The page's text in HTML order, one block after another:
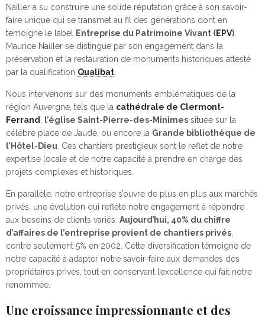
Nailler a su construire une solide réputation grâce à son savoir-
faire unique qui se transmet au fil des générations dont en
témoigne le label Entreprise du Patrimoine Vivant (EPV).
Maurice Nailler se distingue par son engagement dans la
préservation et la restauration de monuments historiques attesté
par la qualification Qualibat.
Nous intervenons sur des monuments emblématiques de la
région Auvergne, tels que la cathédrale de Clermont-
Ferrand, l’église Saint-Pierre-des-Minimes située sur la
célèbre place de Jaude, ou encore la Grande bibliothèque de
l’Hôtel-Dieu. Ces chantiers prestigieux sont le reflet de notre
expertise locale et de notre capacité à prendre en charge des
projets complexes et historiques.
En parallèle, notre entreprise s’ouvre de plus en plus aux marchés
privés, une évolution qui reflète notre engagement à répondre
aux besoins de clients variés. Aujourd’hui, 40% du chiffre
d’affaires de l’entreprise provient de chantiers privés,
contre seulement 5% en 2002. Cette diversification témoigne de
notre capacité à adapter notre savoir-faire aux demandes des
propriétaires privés, tout en conservant l’excellence qui fait notre
renommée.
Une croissance impressionnante et des